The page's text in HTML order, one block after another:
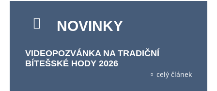
NOVINKY
VIDEOPOZVÁNKA NA TRADIČNÍ
BÍTEŠSKÉ HODY 2026
celý článek